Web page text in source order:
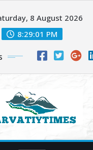
8 August 2026
8:29:03 PM